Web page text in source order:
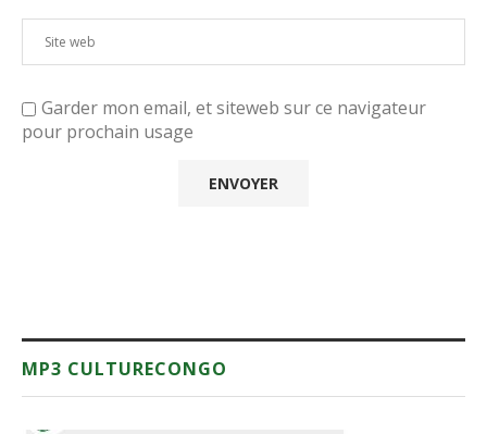
Garder mon email, et siteweb sur ce navigateur
pour prochain usage
MP3 CULTURECONGO